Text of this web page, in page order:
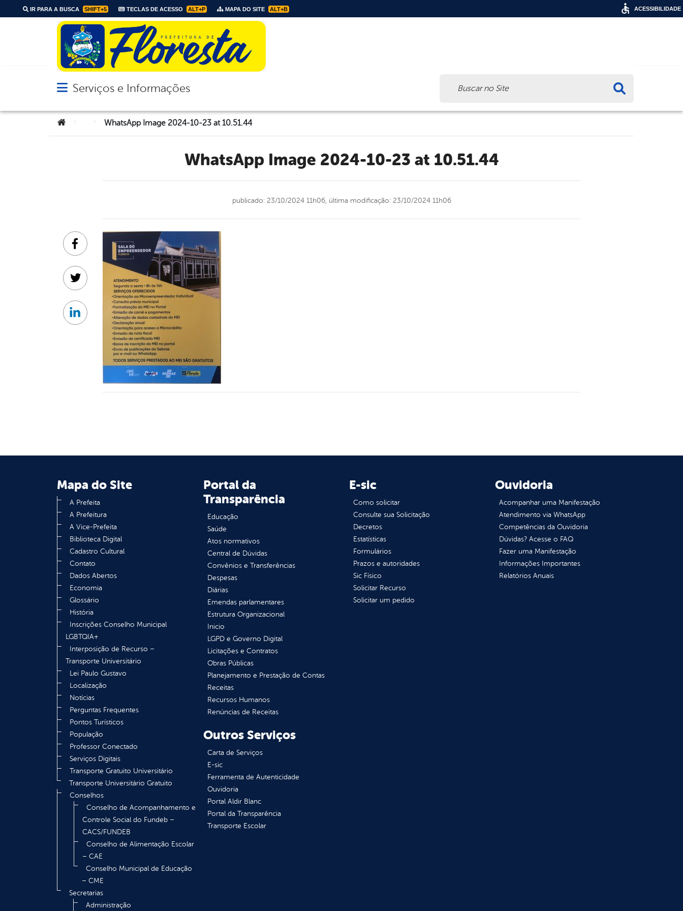
IR PARA A BUSCA SHIFT+5 TECLAS DE ACESSO ALT+P MAPA DO SITE ALT+B
Abrir menu principal de navegação
Serviços e Informações
Você está aqui:WhatsApp Image 2024-10-23 at 10.51.44
WhatsApp Image 2024-10-23 at 10.51.44
publicado: 23/10/2024 11h06, última modificação: 23/10/2024 11h06
Facebook
Twitter
Linkedin
Mapa do Site
A Prefeita
A Prefeitura
A Vice-Prefeita
Biblioteca Digital
Cadastro Cultural
Contato
Dados Abertos
Economia
Glossário
História
Inscrições Conselho Municipal
LGBTQIA+
Interposição de Recurso –
Transporte Universitário
Lei Paulo Gustavo
Localização
Notícias
Perguntas Frequentes
Pontos Turísticos
População
Professor Conectado
Serviços Digitais
Transporte Gratuito Universitário
Transporte Universitário Gratuito
Conselhos
Conselho de Acompanhamento e
Controle Social do Fundeb –
CACS/FUNDEB
Conselho de Alimentação Escolar
– CAE
Conselho Municipal de Educação
– CME
Secretarias
Administração
Portal da
Transparência
Educação
Saúde
Atos normativos
Central de Dúvidas
Convênios e Transferências
Despesas
Diárias
Emendas parlamentares
Estrutura Organizacional
Inicio
LGPD e Governo Digital
Licitações e Contratos
Obras Públicas
Planejamento e Prestação de Contas
Receitas
Recursos Humanos
Renúncias de Receitas
E-sic
Como solicitar
Consulte sua Solicitação
Decretos
Estatísticas
Formulários
Prazos e autoridades
Sic Físico
Solicitar Recurso
Solicitar um pedido
Ouvidoria
Acompanhar uma Manifestação
Atendimento via WhatsApp
Competências da Ouvidoria
Dúvidas? Acesse o FAQ
Fazer uma Manifestação
Informações Importantes
Relatórios Anuais
Outros Serviços
Carta de Serviços
E-sic
Ferramenta de Autenticidade
Ouvidoria
Portal Aldir Blanc
Portal da Transparência
Transporte Escolar
ACESSIBILIDADE